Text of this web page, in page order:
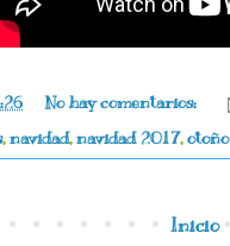
No hay comentarios:
,navidad,navidad 2017,otoño
Inicio